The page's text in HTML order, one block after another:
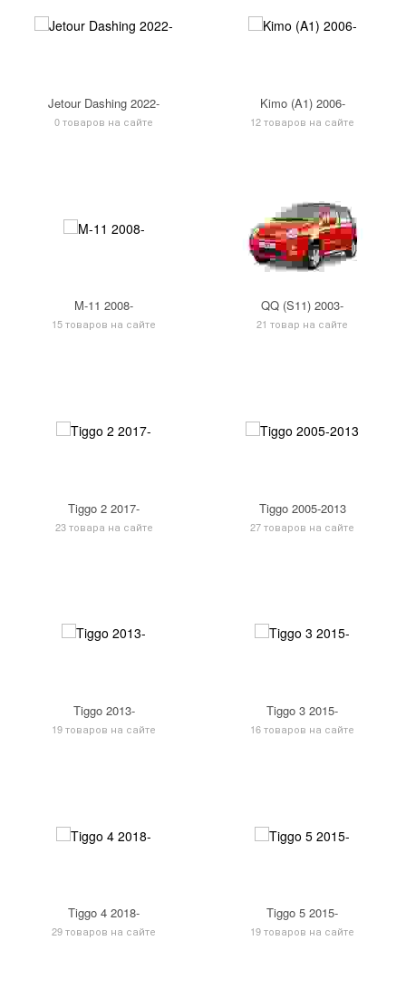
Jetour Dashing 2022-
0 товаров на сайте
Kimo (A1) 2006-
12 товаров на сайте
M-11 2008-
15 товаров на сайте
QQ (S11) 2003-
21 товар на сайте
Tiggo 2 2017-
23 товара на сайте
Tiggo 2005-2013
27 товаров на сайте
Tiggo 2013-
19 товаров на сайте
Tiggo 3 2015-
16 товаров на сайте
Tiggo 4 2018-
29 товаров на сайте
Tiggo 5 2015-
19 товаров на сайте